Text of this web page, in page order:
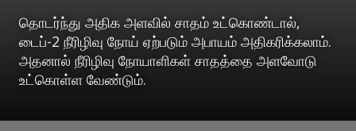
தொடர்ந்து அதிக அளவில் சாதம் உட்கொண்டால்,
டைப்-2 நீரிழிவு நோய் ஏற்படும் அபாயம் அதிகரிக்கலாம்.
அதனால் நீரிழிவு நோயாளிகள் சாதத்தை அளவோடு
உட்கொள்ள வேண்டும்.